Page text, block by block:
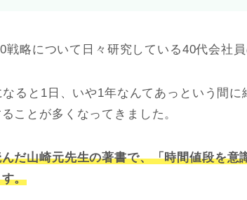
戦略について日々研究している40代会社員
なると1日、いや1年なんてあっという間
ことが多くなってきました。
だ山崎元先生の著書で、「時間値段を意
。